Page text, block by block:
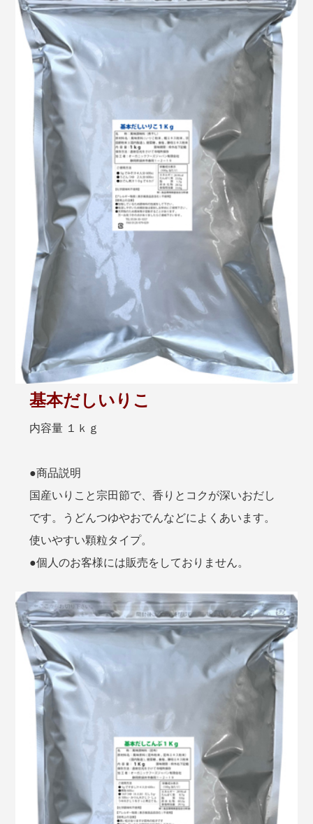
基本だしいりこ
内容量 １ｋｇ
●商品説明
国産いりこと宗田節で、香りとコクが深いおだし
です。うどんつゆやおでんなどによくあいます。
使いやすい顆粒タイプ。
●個人のお客様には販売をしておりません。